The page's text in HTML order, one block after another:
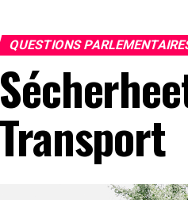
QUESTIONS
Transport